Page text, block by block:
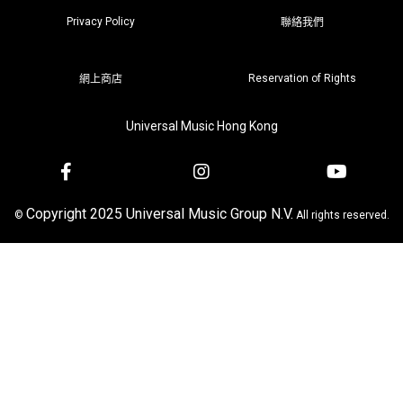
Privacy Policy 聯絡我們
網上商店 Reservation of Rights
Universal Music Hong Kong
© Copyright 2025 Universal Music Group N.V. All rights reserved.